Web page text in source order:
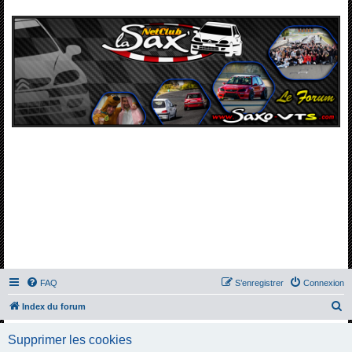
FAQ Connexion
S’enregistrer
Index du forum
Supprimer les cookies